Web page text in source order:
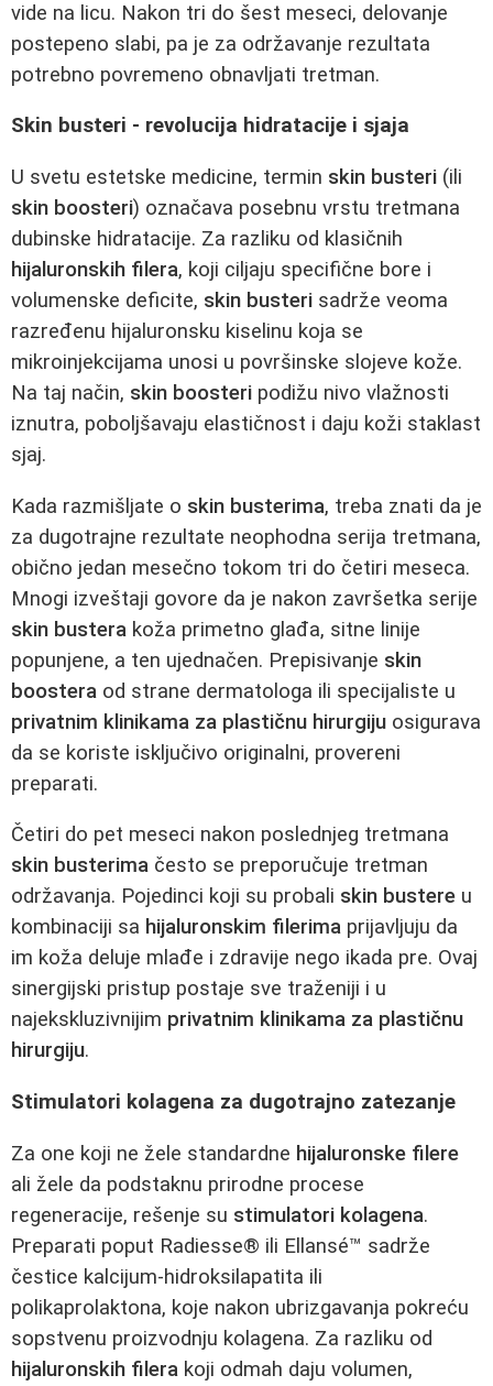
vide na licu. Nakon tri do šest meseci, delovanje
postepeno slabi, pa je za održavanje rezultata
potrebno povremeno obnavljati tretman.
Skin busteri - revolucija hidratacije i sjaja
U svetu estetske medicine, termin skin busteri (ili
skin boosteri) označava posebnu vrstu tretmana
dubinske hidratacije. Za razliku od klasičnih
hijaluronskih filera, koji ciljaju specifične bore i
volumenske deficite, skin busteri sadrže veoma
razređenu hijaluronsku kiselinu koja se
mikroinjekcijama unosi u površinske slojeve kože.
Na taj način, skin boosteri podižu nivo vlažnosti
iznutra, poboljšavaju elastičnost i daju koži staklast
sjaj.
Kada razmišljate o skin busterima, treba znati da je
za dugotrajne rezultate neophodna serija tretmana,
obično jedan mesečno tokom tri do četiri meseca.
Mnogi izveštaji govore da je nakon završetka serije
skin bustera koža primetno glađa, sitne linije
popunjene, a ten ujednačen. Prepisivanje skin
boostera od strane dermatologa ili specijaliste u
privatnim klinikama za plastičnu hirurgiju osigurava
da se koriste isključivo originalni, provereni
preparati.
Četiri do pet meseci nakon poslednjeg tretmana
skin busterima često se preporučuje tretman
održavanja. Pojedinci koji su probali skin bustere u
kombinaciji sa hijaluronskim filerima prijavljuju da
im koža deluje mlađe i zdravije nego ikada pre. Ovaj
sinergijski pristup postaje sve traženiji i u
najekskluzivnijim privatnim klinikama za plastičnu
hirurgiju.
Stimulatori kolagena za dugotrajno zatezanje
Za one koji ne žele standardne hijaluronske filere
ali žele da podstaknu prirodne procese
regeneracije, rešenje su stimulatori kolagena.
Preparati poput Radiesse® ili Ellansé™ sadrže
čestice kalcijum-hidroksilapatita ili
polikaprolaktona, koje nakon ubrizgavanja pokreću
sopstvenu proizvodnju kolagena. Za razliku od
hijaluronskih filera koji odmah daju volumen,